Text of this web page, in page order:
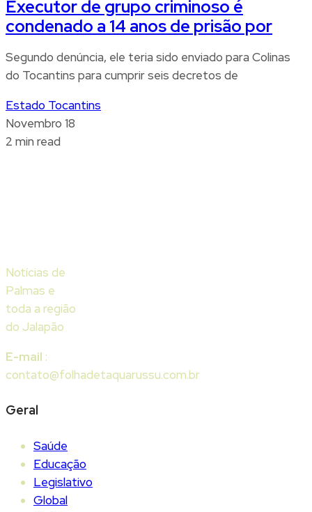
Executor de grupo criminoso é
condenado a 14 anos de prisão por
Segundo denúncia, ele teria sido enviado para Colinas
do Tocantins para cumprir seis decretos de
Estado Tocantins
Novembro 18
2 min read
Notícias de
Palmas e
toda a região
do Jalapão
E-mail :
contato@folhadetaquarussu.com.br
Geral
Saúde
Educação
Legislativo
Global